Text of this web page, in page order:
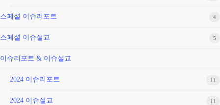
핵
(사
스페셜 이슈리포트 4
스페셜 이슈설교 5
이슈리포트 & 이슈설교
2024 이슈리포트 11
2024 이슈설교 11